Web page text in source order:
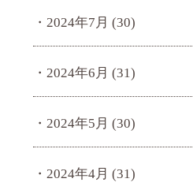
2024年7月 (30)
2024年6月 (31)
2024年5月 (30)
2024年4月 (31)